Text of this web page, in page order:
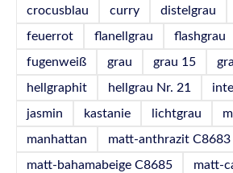
crocusblau
curry distelgrau
feuerrot
flanellgrau flashgrau
fugenweiß
grau grau 15
hellgraphit
hellgrau Nr. 21
jasmin
kastanie lichtgrau
manhattan
matt-anthrazit C8683
matt-bahamabeige C8685
matt-